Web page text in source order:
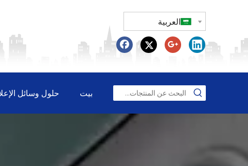
العربية
بيت حلول وسائل